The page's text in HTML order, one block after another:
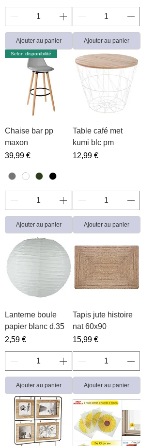
Ajouter au panier Ajouter au panier
Selon disponibilité
Chaise bar pp
maxon
Prix
39,99 €
Ajouter au panier
Table café met
kumi blc pm
Prix
12,99 €
Ajouter au panier
Lanterne boule
papier blanc d.35
Prix
2,59 €
Ajouter au panier
Tapis jute histoire
nat 60x90
Prix
15,99 €
Ajouter au panier